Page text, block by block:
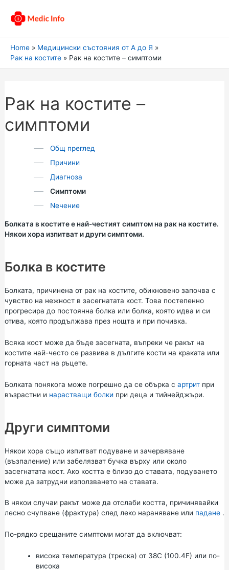
Home
Медицински състояния от А до Я
Рак на костите
Рак на костите – симптоми
Рак на костите –
симптоми
Общ преглед
Причини
Диагноза
Симптоми
Nечение
Болката в костите е най-честият симптом на рак на костите.
Някои хора изпитват и други симптоми.
Болка в костите
Болката, причинена от рак на костите, обикновено започва с
чувство на нежност в засегнатата кост. Това постепенно
прогресира до постоянна болка или болка, която идва и си
отива, която продължава през нощта и при почивка.
Всяка кост може да бъде засегната, въпреки че ракът на
костите най-често се развива в дългите кости на краката или
горната част на ръцете.
Болката понякога може погрешно да се обърка с артритпри
възрастни и нарастващи болки при деца и тийнейджъри.
Други симптоми
Някои хора също изпитват подуване и зачервяване
(възпаление) или забелязват бучка върху или около
засегнатата кост. Ако костта е близо до ставата, подуването
може да затрудни използването на ставата.
В някои случаи ракът може да отслаби костта, причинявайки
лесно счупване (фрактура) след леко нараняване или падане.
По-рядко срещаните симптоми могат да включват:
висока температура (треска) от 38C (100.4F) или по-
висока